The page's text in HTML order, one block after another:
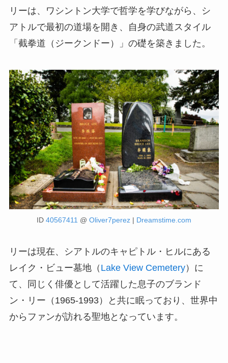
リーは、ワシントン大学で哲学を学びながら、シ
アトルで最初の道場を開き、自身の武道スタイル
「截拳道（ジークンドー）」の礎を築きました。
ID 40567411 @ Oliver7perez | Dreamstime.com
リーは現在、シアトルのキャピトル・ヒルにある
レイク・ビュー墓地（ Lake View Cemetery）に
て、同じく俳優として活躍した息子のブランド
ン・リー（1965-1993）と共に眠っており、世界中
からファンが訪れる聖地となっています。